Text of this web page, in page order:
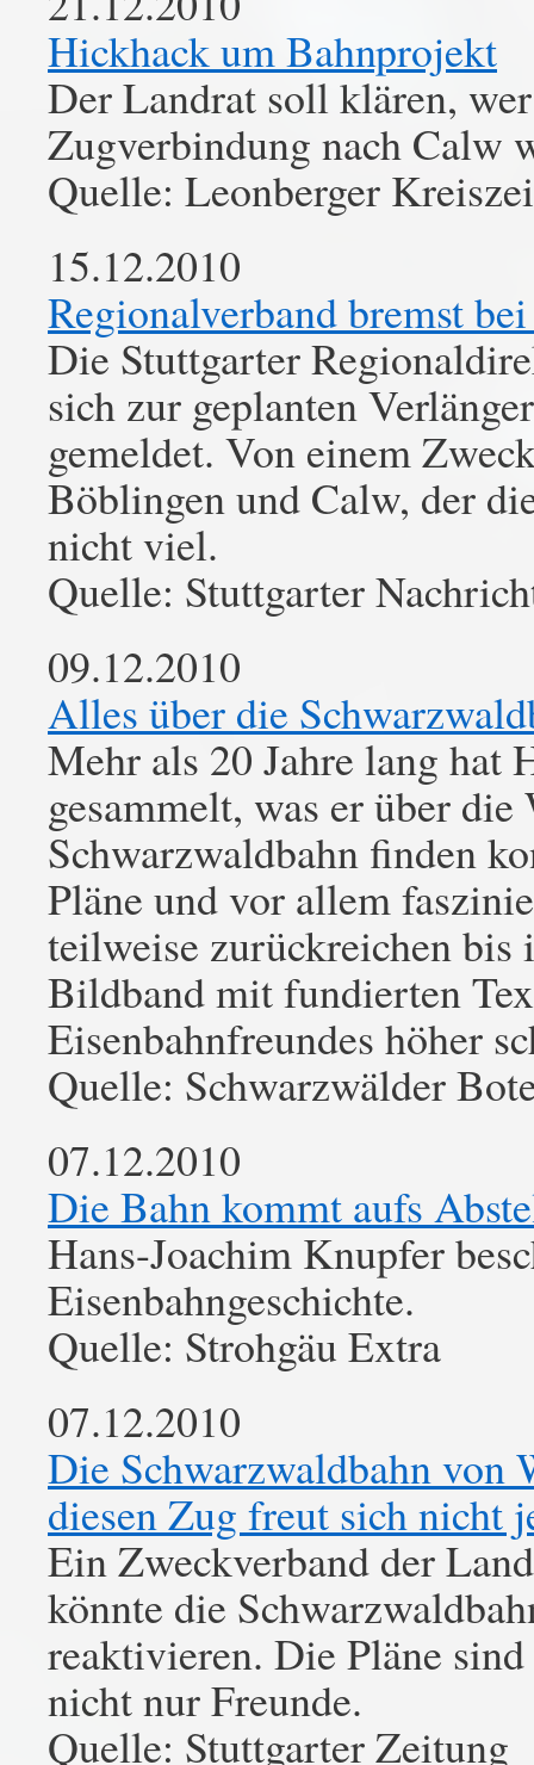
Hickhack um Bahnprojekt
Der Landrat soll klären,
Zugverbindung nach Calw
Quelle: Leonberger
15.12.2010
Regionalverband bremst
Die Stuttgarter
sich zur geplanten
gemeldet. Von einem
Böblingen und Calw, der
nicht viel.
Quelle: Stuttgarter
09.12.2010
Alles über die
Mehr als 20 Jahre lang hat
gesammelt, was er über
Schwarzwaldbahn finden
Pläne und vor allem
teilweise zurückreichen bis
Bildband mit fundierten
Eisenbahnfreundes höher
Quelle: Schwarzwälder
07.12.2010
Die Bahn kommt aufs
Hans-Joachim Knupfer
Eisenbahngeschichte.
Quelle: Strohgäu Extra
07.12.2010
Die Schwarzwaldbahn von
diesen Zug freut sich nicht
Ein Zweckverband der
könnte die
reaktivieren. Die Pläne
nicht nur Freunde.
Quelle: Stuttgarter Zeitung